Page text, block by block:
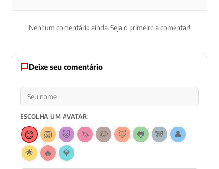
Nenhum comentário ainda. Seja o primeiro a comentar!
Deixe seu comentário
ESCOLHA UM AVATAR:
😊 🦁 🐱 🦄 🐶 🦊 🐸 🐼
👤
🌟
🔥 💎